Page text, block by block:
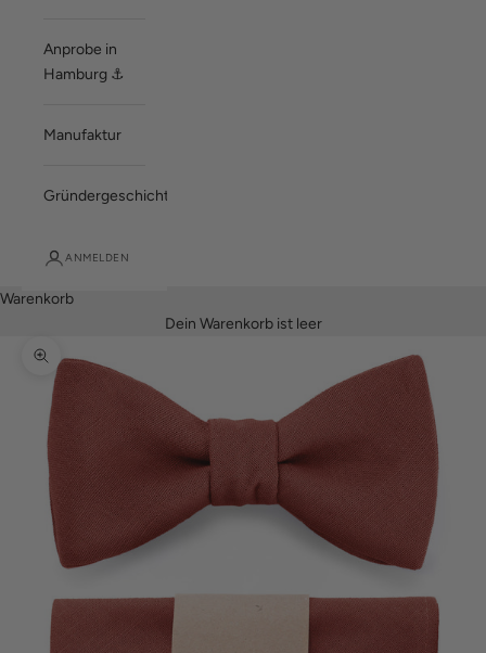
Anprobe in
Hamburg ⚓
Manufaktur
Gründergeschichte
ANMELDEN
Warenkorb
Dein Warenkorb ist leer
Bild vergrößern